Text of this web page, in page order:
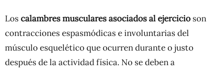
Loscalambres musculares asociados al ejercicio son
contracciones espasmódicas e involuntarias del
músculo esquelético que ocurren durante o justo
después de la actividad física. No se deben a